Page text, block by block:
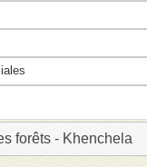
forêts - Khenchela